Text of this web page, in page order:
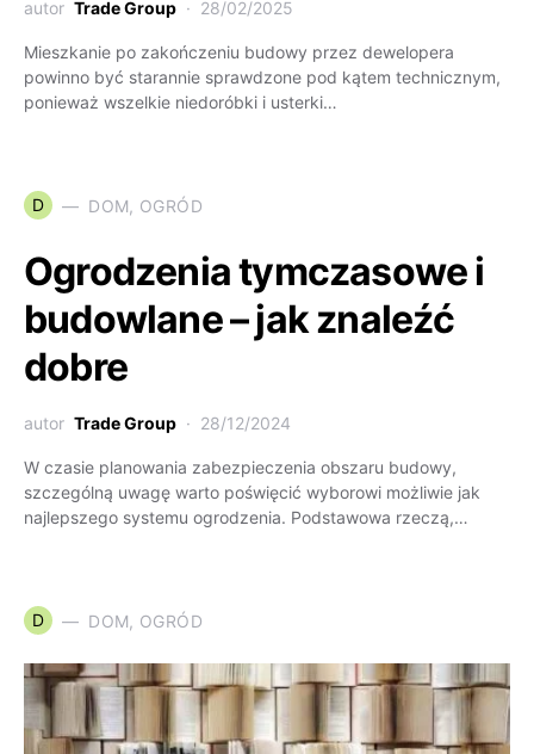
autor Trade Group 28/02/2025
Mieszkanie po zakończeniu budowy przez dewelopera
powinno być starannie sprawdzone pod kątem technicznym,
ponieważ wszelkie niedoróbki i usterki…
D DOM, OGRÓD
Ogrodzenia tymczasowe i
budowlane – jak znaleźć
dobre
autor Trade Group 28/12/2024
W czasie planowania zabezpieczenia obszaru budowy,
szczególną uwagę warto poświęcić wyborowi możliwie jak
najlepszego systemu ogrodzenia. Podstawowa rzeczą,…
D DOM, OGRÓD